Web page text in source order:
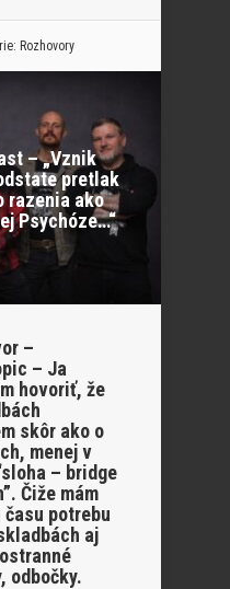
Rozhovory
– „Vznik
pretlak
razenia ako
Psychóze…“
–
– Ja
hovoriť, že
skôr ako o
menej v
– bridge
Čiže mám
potrebu
aj
odbočky.